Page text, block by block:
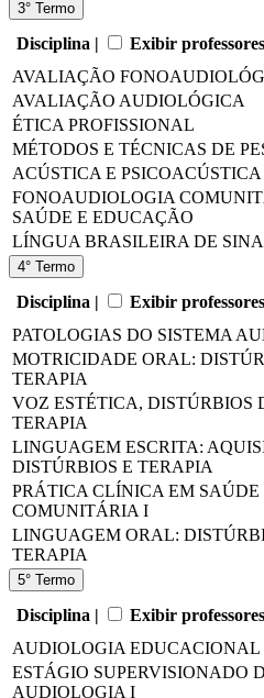
3° Termo
Disciplina | Exibir
AVALIAÇÃO
AVALIAÇÃO AUDIOLÓGICA
ÉTICA PROFISSIONAL
MÉTODOS E TÉCNICAS DE
ACÚSTICA E PSICOACÚSTICA
FONOAUDIOLOGIA
SAÚDE E EDUCAÇÃO
LÍNGUA BRASILEIRA DE
4° Termo
Disciplina | Exibir
PATOLOGIAS DO SISTEMA
MOTRICIDADE ORAL:
TERAPIA
VOZ ESTÉTICA, DISTÚRBIOS
TERAPIA
LINGUAGEM ESCRITA:
DISTÚRBIOS E TERAPIA
PRÁTICA CLÍNICA EM SAÚDE
COMUNITÁRIA I
LINGUAGEM ORAL:
TERAPIA
5° Termo
Disciplina | Exibir
AUDIOLOGIA EDUCACIONAL
ESTÁGIO SUPERVISIONADO
AUDIOLOGIA I